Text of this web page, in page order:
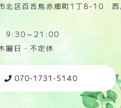
北区百舌鳥赤畑町1丁8-10 西
9:30～21:00
曜日・不定休
070-1731-5140